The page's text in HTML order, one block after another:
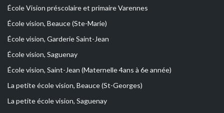
École Vision préscolaire et primaire Varennes
École vision, Beauce (Ste-Marie)
École vision, Garderie Saint-Jean
École vision, Saguenay
École vision, Saint-Jean (Maternelle 4ans à 6e année)
La petite école vision, Beauce (St-Georges)
La petite école vision, Saguenay